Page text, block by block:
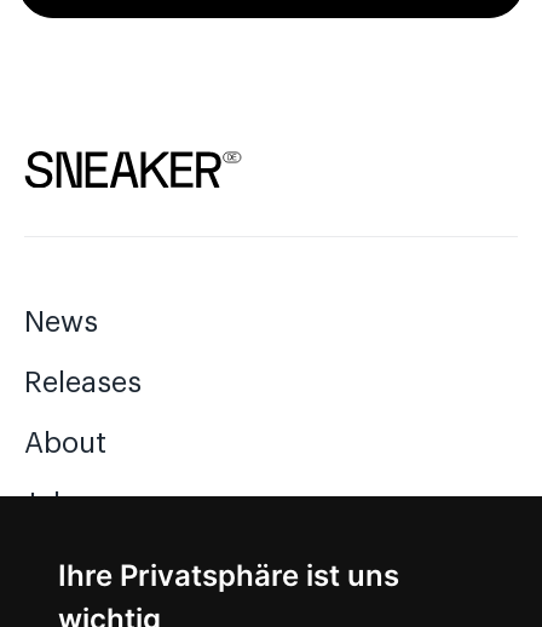
Ihre Privatsphäre ist uns
wichtig
News
Releases
About
Jobs
Instagram